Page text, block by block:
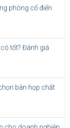
phòng cổ điển
tốt? Đánh giá
bàn họp chất